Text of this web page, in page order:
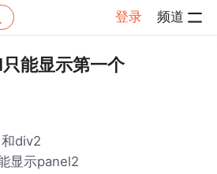
登录 频道
帖子详情
能显示第一个
div2
显示panel2